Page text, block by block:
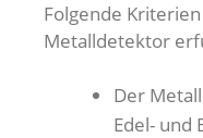
Folgende
Metalldetektor
Der
Edel- und